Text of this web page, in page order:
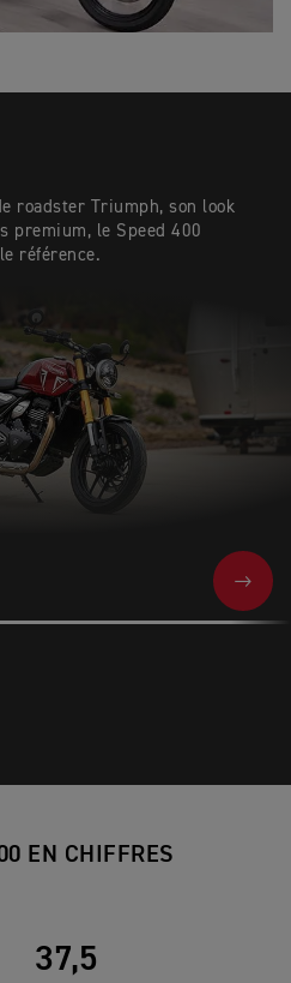
roadster Triumph, son look
premium, le Speed 400
référence.
NEXT
EN CHIFFRES
37,5